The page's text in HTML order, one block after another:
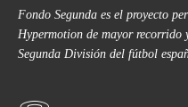
Fondo Segunda es el proyecto
Hypermotion de mayor
Segunda División del fútbol